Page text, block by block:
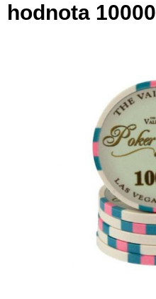
hodnota 10000